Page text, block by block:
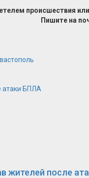
происшествия
Пишите на
атаки БПЛА
жителей после